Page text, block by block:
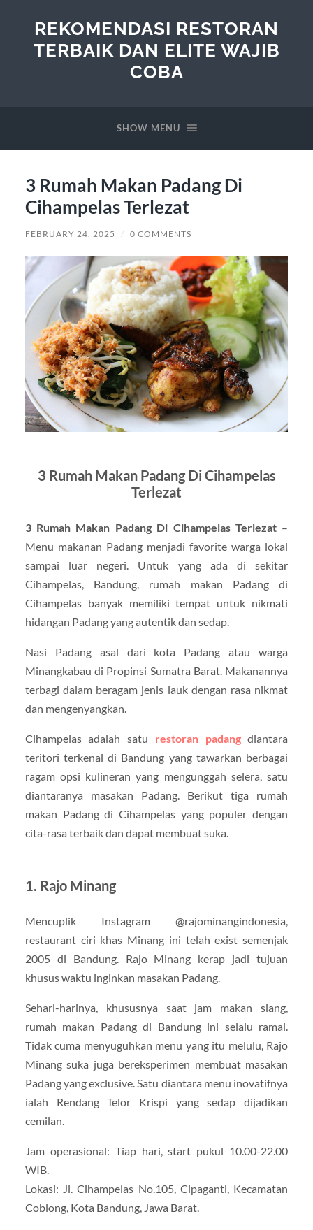
REKOMENDASI RESTORAN
TERBAIK DAN ELITE WAJIB
COBA
SHOW MENU
3 Rumah Makan Padang Di
Cihampelas Terlezat
FEBRUARY 24, 2025 / 0 COMMENTS
3 Rumah Makan Padang Di Cihampelas
Terlezat
3 Rumah Makan Padang Di Cihampelas Terlezat–
Menu makanan Padang menjadi favorite warga lokal
sampai luar negeri. Untuk yang ada di sekitar
Cihampelas, Bandung, rumah makan Padang di
Cihampelas banyak memiliki tempat untuk nikmati
hidangan Padang yang autentik dan sedap.
Nasi Padang asal dari kota Padang atau warga
Minangkabau di Propinsi Sumatra Barat. Makanannya
terbagi dalam beragam jenis lauk dengan rasa nikmat
dan mengenyangkan.
Cihampelas adalah satu restoran padangdiantara
teritori terkenal di Bandung yang tawarkan berbagai
ragam opsi kulineran yang mengunggah selera, satu
diantaranya masakan Padang. Berikut tiga rumah
makan Padang di Cihampelas yang populer dengan
cita-rasa terbaik dan dapat membuat suka.
1. Rajo Minang
Mencuplik Instagram @rajominangindonesia,
restaurant ciri khas Minang ini telah exist semenjak
2005 di Bandung. Rajo Minang kerap jadi tujuan
khusus waktu inginkan masakan Padang.
Sehari-harinya, khususnya saat jam makan siang,
rumah makan Padang di Bandung ini selalu ramai.
Tidak cuma menyuguhkan menu yang itu melulu, Rajo
Minang suka juga bereksperimen membuat masakan
Padang yang exclusive. Satu diantara menu inovatifnya
ialah Rendang Telor Krispi yang sedap dijadikan
cemilan.
Jam operasional: Tiap hari, start pukul 10.00-22.00
WIB.
Lokasi: Jl. Cihampelas No.105, Cipaganti, Kecamatan
Coblong, Kota Bandung, Jawa Barat.